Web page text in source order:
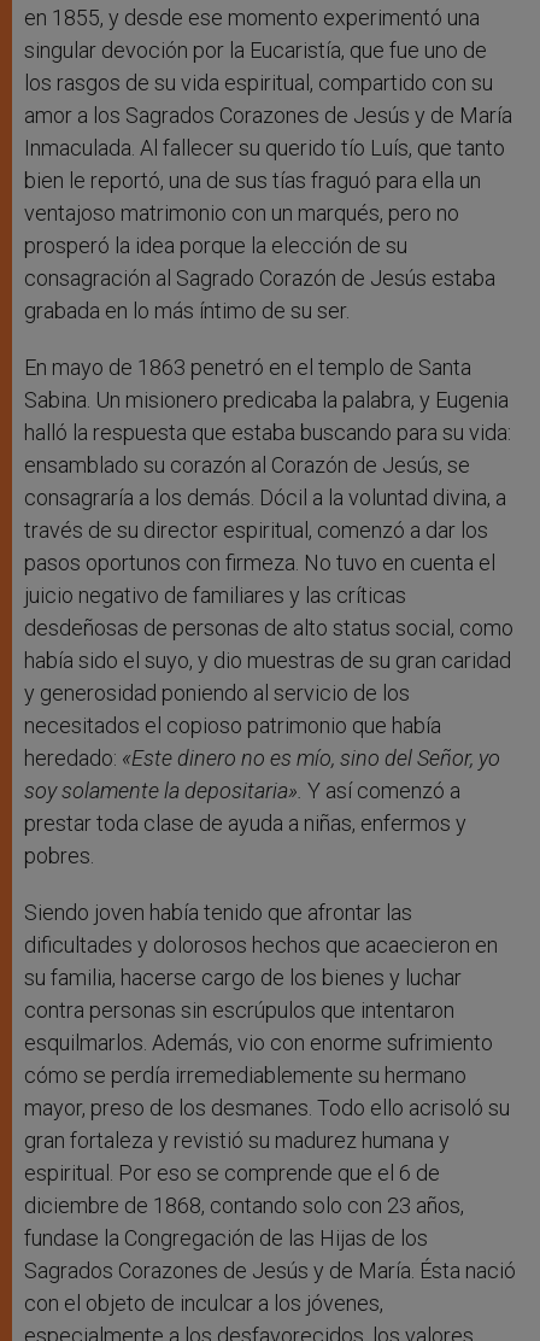
en 1855, y desde ese momento experimentó una
singular devoción por la Eucaristía, que fue uno de
los rasgos de su vida espiritual, compartido con su
amor a los Sagrados Corazones de Jesús y de María
Inmaculada. Al fallecer su querido tío Luís, que tanto
bien le reportó, una de sus tías fraguó para ella un
ventajoso matrimonio con un marqués, pero no
prosperó la idea porque la elección de su
consagración al Sagrado Corazón de Jesús estaba
grabada en lo más íntimo de su ser.
En mayo de 1863 penetró en el templo de Santa
Sabina. Un misionero predicaba la palabra, y Eugenia
halló la respuesta que estaba buscando para su vida:
ensamblado su corazón al Corazón de Jesús, se
consagraría a los demás. Dócil a la voluntad divina, a
través de su director espiritual, comenzó a dar los
pasos oportunos con firmeza. No tuvo en cuenta el
juicio negativo de familiares y las críticas
desdeñosas de personas de alto status social, como
había sido el suyo, y dio muestras de su gran caridad
y generosidad poniendo al servicio de los
necesitados el copioso patrimonio que había
heredado: «Este dinero no es mío, sino del Señor, yo
soy solamente la depositaria». Y así comenzó a
prestar toda clase de ayuda a niñas, enfermos y
pobres.
Siendo joven había tenido que afrontar las
dificultades y dolorosos hechos que acaecieron en
su familia, hacerse cargo de los bienes y luchar
contra personas sin escrúpulos que intentaron
esquilmarlos. Además, vio con enorme sufrimiento
cómo se perdía irremediablemente su hermano
mayor, preso de los desmanes. Todo ello acrisoló su
gran fortaleza y revistió su madurez humana y
espiritual. Por eso se comprende que el 6 de
diciembre de 1868, contando solo con 23 años,
fundase la Congregación de las Hijas de los
Sagrados Corazones de Jesús y de María. Ésta nació
con el objeto de inculcar a los jóvenes,
especialmente a los desfavorecidos, los valores